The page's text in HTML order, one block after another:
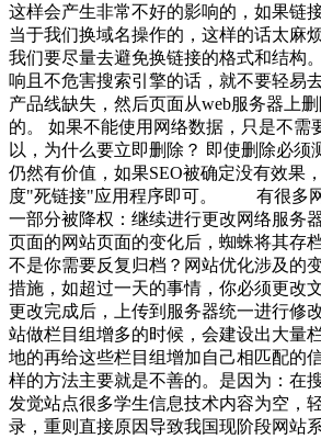
这样会产生非常不好的影响的，如果链
当于我们换域名操作的，这样的话太麻
我们要尽量去避免换链接的格式和结构
响且不危害搜索引擎的话，就不要轻
产品线缺失，然后页面从web服务器上
的。 如果不能使用网络数据，只是不需
以，为什么要立即删除？ 即使删除必须
仍然有价值，如果SEO被确定没有效果
度"死链接"应用程序即可。 有很多网
一部分被降权：继续进行更改网络服务
页面的网站页面的变化后，蜘蛛将其存
不是你需要反复归档？网站优化涉及的
措施，如超过一天的事情，你必须更改
更改完成后，上传到服务器统一进行
站做栏目组增多的时候，会建设出大量
地的再给这些栏目组增加自己相匹配的
样的方法主要就是不善的。是因为：在
发觉站点很多学生信息技术内容为空，
录，重则直接原因导致我国现阶段网站